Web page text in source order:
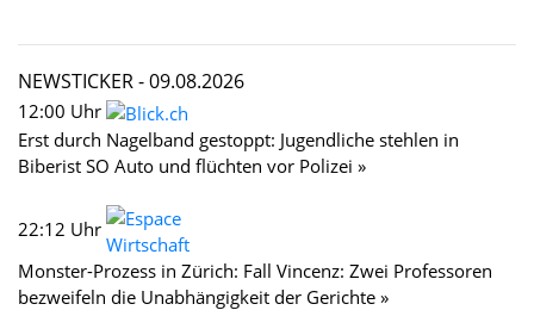
NEWSTICKER -09.08.2026
12:00 Uhr
Erst durch Nagelband gestoppt: Jugendliche stehlen in
Biberist SO Auto und flüchten vor Polizei »
22:12 Uhr
Monster-Prozess in Zürich: Fall Vincenz: Zwei Professoren
bezweifeln die Unabhängigkeit der Gerichte »